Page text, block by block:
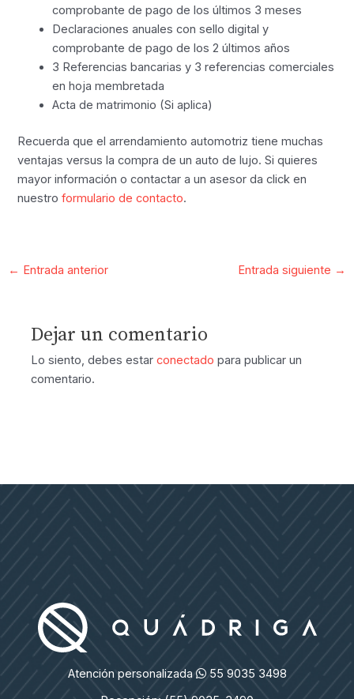
comprobante de pago de los últimos 3 meses
Declaraciones anuales con sello digital y
comprobante de pago de los 2 últimos años
3 Referencias bancarias y 3 referencias comerciales
en hoja membretada
Acta de matrimonio (Si aplica)
Recuerda que el arrendamiento automotriz tiene muchas
ventajas versus la compra de un auto de lujo. Si quieres
mayor información o contactar a un asesor da click en
nuestroformulario de contacto.
← Entrada anterior Entrada siguiente →
Dejar un comentario
Lo siento, debes estarconectado para publicar un
comentario.
Atención personalizada
55 9035 3498